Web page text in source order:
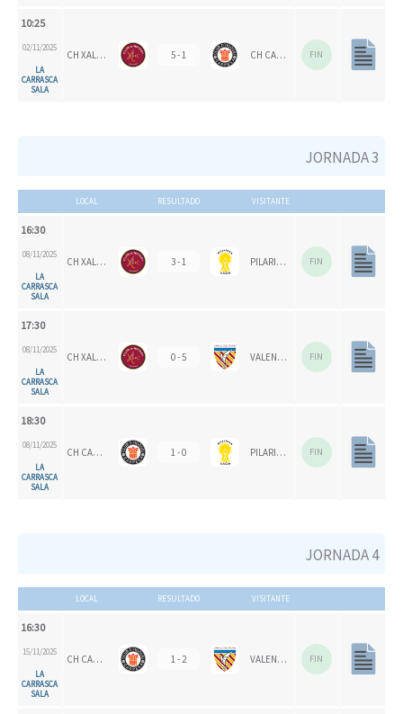
10:25
02/11/2025
LA
CARRASCA
SALA
CH XALOC 5 - 1 CH CARPESA FIN
JORNADA 3
LOCAL RESULTADO VISITANTE
16:30
08/11/2025
LA
CARRASCA
SALA
CH XALOC 3 - 1 PILARICAS FIN
17:30
08/11/2025
LA
CARRASCA
SALA
CH XALOC 1993 0 - 5 VALENCIA CH FIN
18:30
08/11/2025
LA
CARRASCA
SALA
CH CARPESA 1 - 0 PILARICAS FIN
JORNADA 4
LOCAL RESULTADO VISITANTE
16:30
15/11/2025
LA
CARRASCA
SALA
CH CARPESA 1 - 2 VALENCIA CH 1924 FIN